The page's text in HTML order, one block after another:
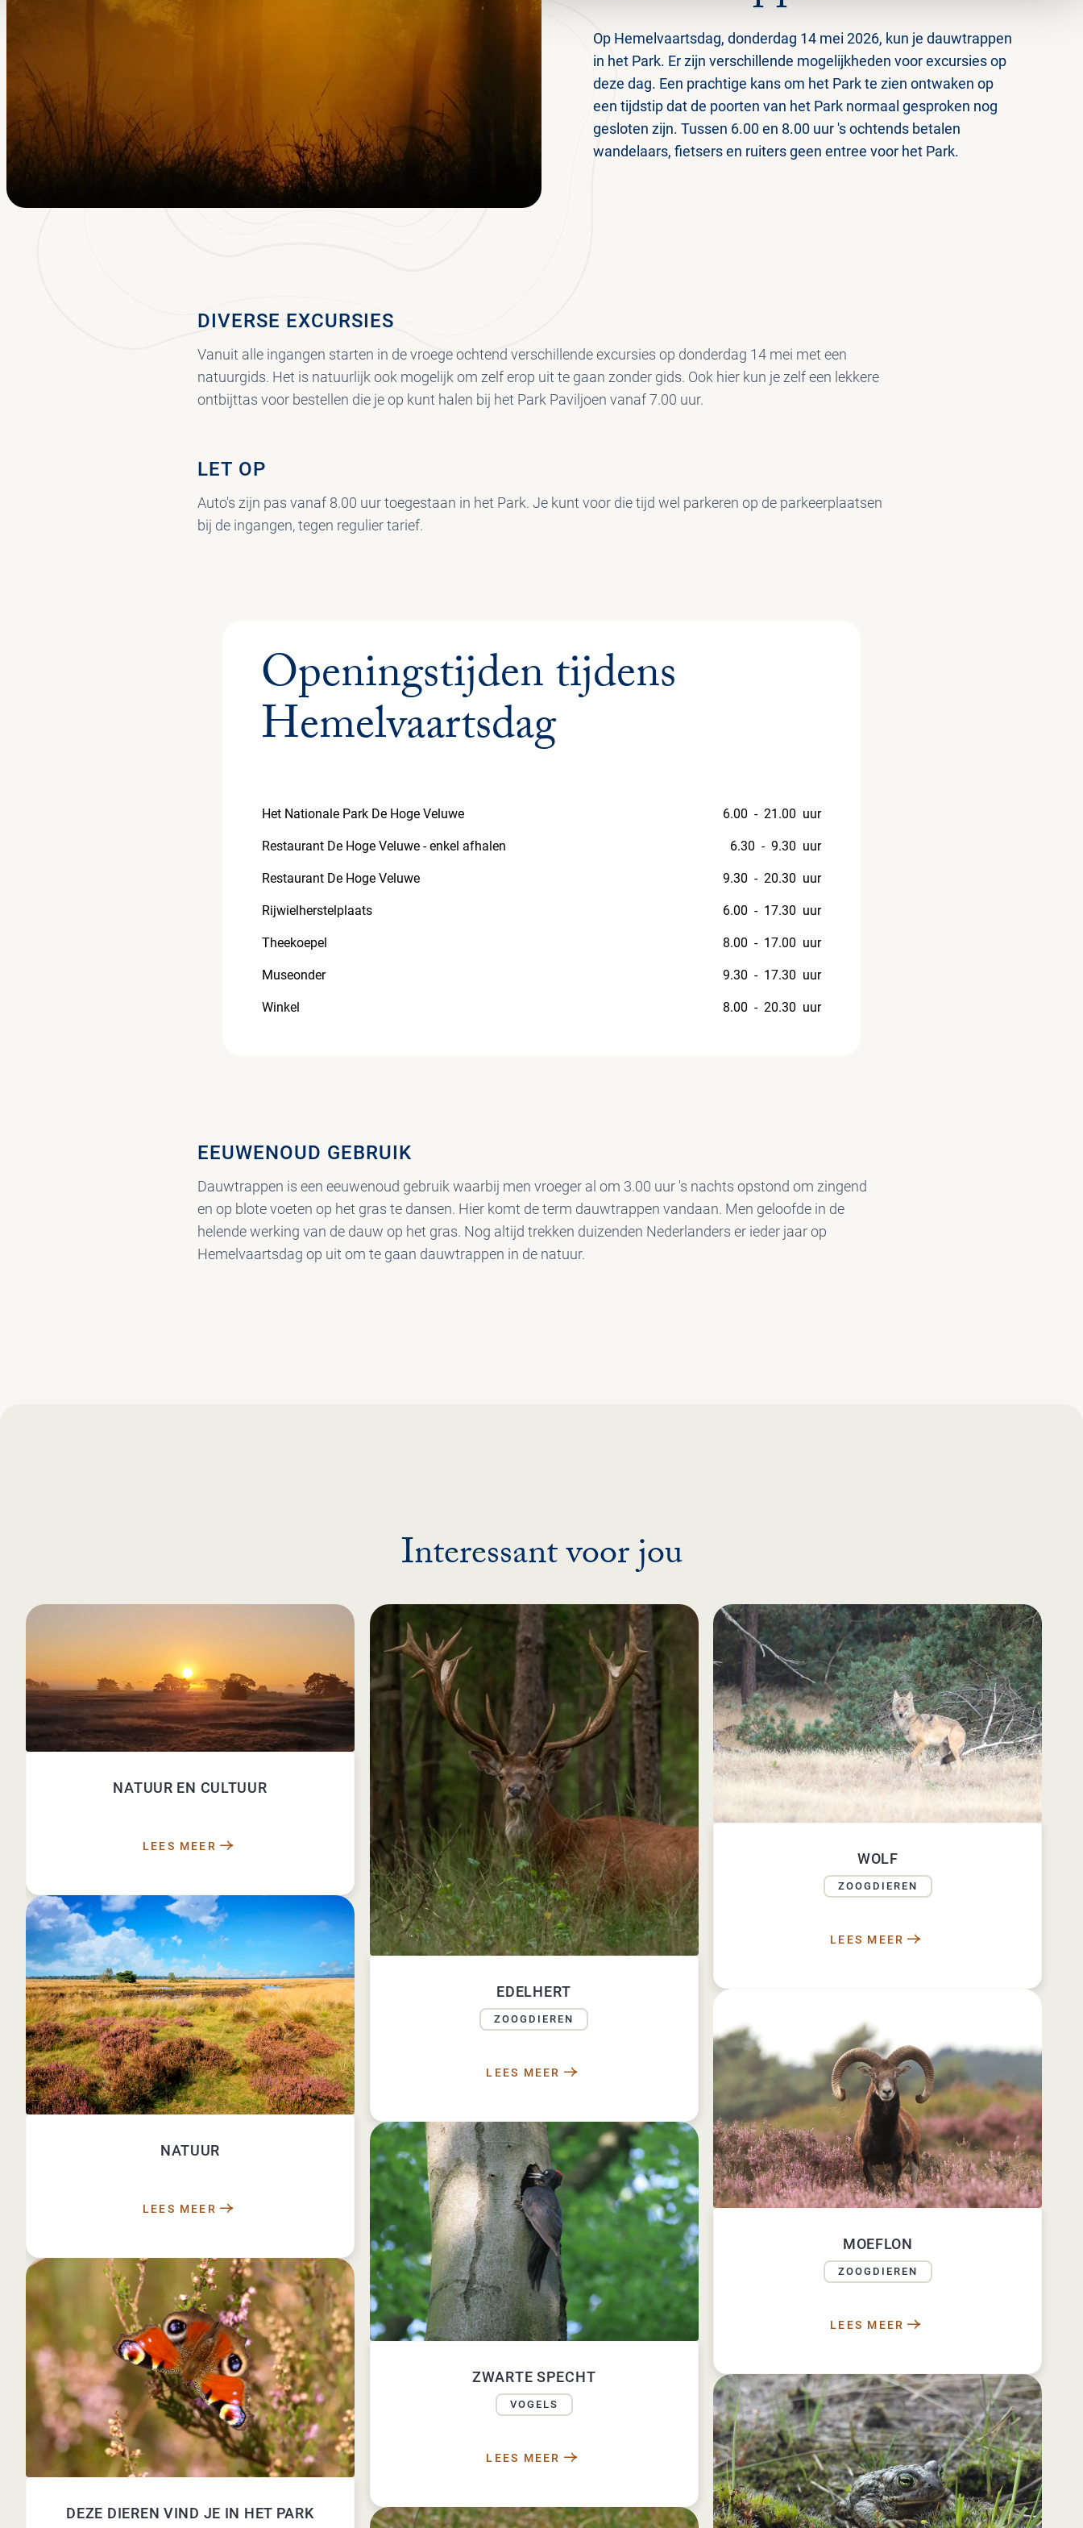
Op Hemelvaartsdag, donderdag 14 mei 2026, kun je dauwtrappen
in het Park. Er zijn verschillende mogelijkheden voor excursies op
deze dag. Een prachtige kans om het Park te zien ontwaken op
een tijdstip dat de poorten van het Park normaal gesproken nog
gesloten zijn. Tussen 6.00 en 8.00 uur 's ochtends betalen
wandelaars, fietsers en ruiters geen entree voor het Park.
DIVERSE EXCURSIES
Vanuit alle ingangen starten in de vroege ochtend verschillende excursies op donderdag 14 mei met een
natuurgids. Het is natuurlijk ook mogelijk om zelf erop uit te gaan zonder gids. Ook hier kun je zelf een lekkere
ontbijttas voor bestellen die je op kunt halen bij het Park Paviljoen vanaf 7.00 uur.
LET OP
Auto's zijn pas vanaf 8.00 uur toegestaan in het Park. Je kunt voor die tijd wel parkeren op de parkeerplaatsen
bij de ingangen, tegen regulier tarief.
Openingstijden tijdens
Hemelvaartsdag
Het Nationale Park De Hoge Veluwe 6.00 - 21.00 uur
Restaurant De Hoge Veluwe - enkel afhalen 6.30 - 9.30 uur
Restaurant De Hoge Veluwe 9.30 - 20.30 uur
Rijwielherstelplaats 6.00 - 17.30 uur
Theekoepel 8.00 - 17.00 uur
Museonder 9.30 - 17.30 uur
Winkel 8.00 - 20.30 uur
EEUWENOUD GEBRUIK
Dauwtrappen is een eeuwenoud gebruik waarbij men vroeger al om 3.00 uur 's nachts opstond om zingend
en op blote voeten op het gras te dansen. Hier komt de term dauwtrappen vandaan. Men geloofde in de
helende werking van de dauw op het gras. Nog altijd trekken duizenden Nederlanders er ieder jaar op
Hemelvaartsdag op uit om te gaan dauwtrappen in de natuur.
Interessant voor jou
NATUUR EN CULTUUR
LEES MEER
NATUUR
LEES MEER
DEZE DIEREN VIND JE IN HET PARK
EDELHERT
ZOOGDIEREN
LEES MEER
ZWARTE SPECHT
VOGELS
LEES MEER
WOLF
ZOOGDIEREN
LEES MEER
MOEFLON
ZOOGDIEREN
LEES MEER